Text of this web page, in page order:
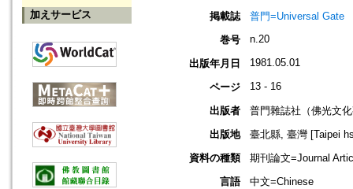
加えサービス
掲載誌
普門=Universal Gate
巻号
n.20
出版年月日 1981.05.01
ページ 13 - 16
出版者
普門雜誌社（佛光文
出版地
臺北縣, 臺灣 [Taipei
資料の種類
期刊論文=Journal
言語
中文=Chinese